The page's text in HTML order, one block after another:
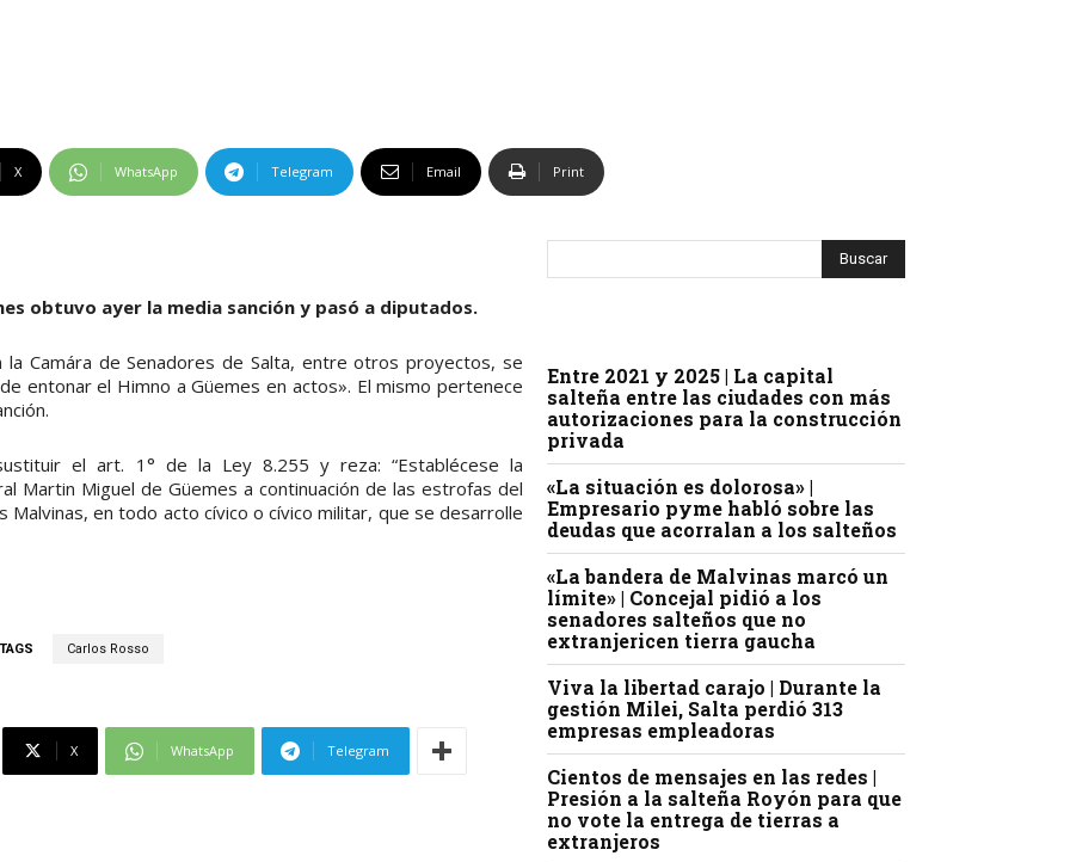
X WhatsApp Telegram Email Print
obtuvo ayer la media sanción y pasó a diputados.
Camára de Senadores de Salta, entre otros proyectos, se
entonar el Himno a Güemes en actos». El mismo pertenece
el art. 1° de la Ley 8.255 y reza: “Establécese la
Martin Miguel de Güemes a continuación de las estrofas del
Malvinas, en todo acto cívico o cívico militar, que se desarrolle
TAGS Carlos Rosso
X WhatsApp Telegram
Entre 2021 y 2025 | La capital
salteña entre las ciudades con más
autorizaciones para la construcción
privada
«La situación es dolorosa» |
Empresario pyme habló sobre las
deudas que acorralan a los salteños
«La bandera de Malvinas marcó un
límite» | Concejal pidió a los
senadores salteños que no
extranjericen tierra gaucha
Viva la libertad carajo | Durante la
gestión Milei, Salta perdió 313
empresas empleadoras
Cientos de mensajes en las redes |
Presión a la salteña Royón para que
no vote la entrega de tierras a
extranjeros